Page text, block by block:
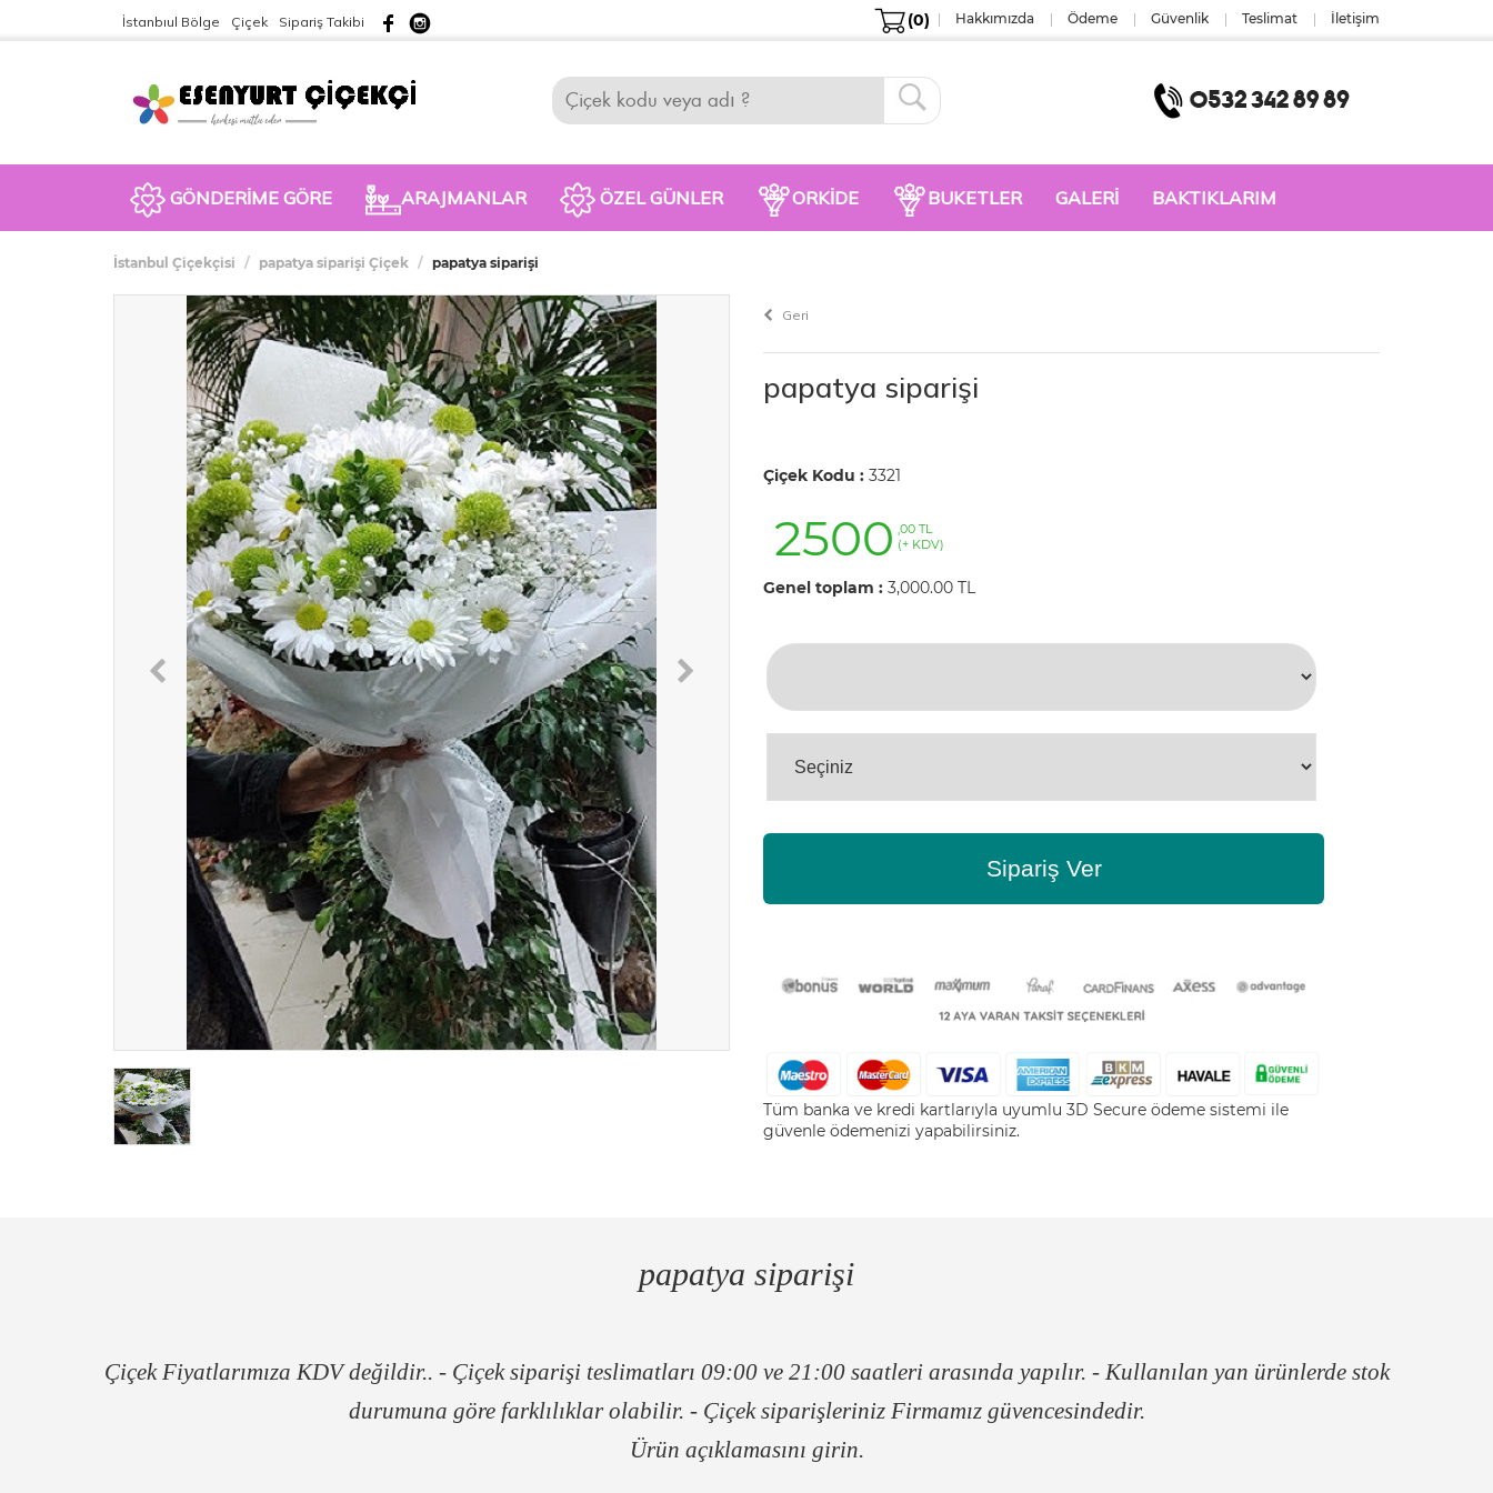
İstanbıul Bölge Çiçek Sipariş Takibi (0) Hakkımızda Ödeme Güvenlik Teslimat İletişim
GÖNDERİME GÖRE ARAJMANLAR ÖZEL GÜNLER ORKIDE BUKETLER GALERİ BAKTIKLARIM
İstanbul Çiçekçisi papatya siparişi Çiçek papatya siparişi
Geri
papatya siparişi
Çiçek Kodu : 3321
2500 ,00 TL
(+ KDV)
Genel toplam : 3,000.00 TL
Sipariş Ver
Tüm banka ve kredi kartlarıyla uyumlu 3D Secure ödeme sistemi ile
güvenle ödemenizi yapabilirsiniz.
papatya siparişi
Çiçek Fiyatlarımıza KDV değildir.. - Çiçek siparişi teslimatları 09:00 ve 21:00 saatleri arasında yapılır. - Kullanılan yan ürünlerde stok
durumuna göre farklılıklar olabilir. - Çiçek siparişleriniz Firmamız güvencesindedir.
Ürün açıklamasını girin.